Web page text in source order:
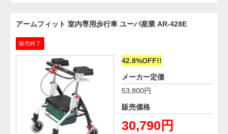
アームフィット 室内専用歩行車 ユーバ産業 AR-428E
販売終了
42.8%OFF!!
メーカー定価
53,800円
販売価格
30,790円